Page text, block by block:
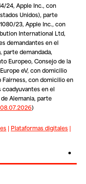
24, Apple Inc., con
Unidos), parte
23, Apple Inc., con
International Ltd,
demandantes en el
, parte demandada,
Europeo, Consejo de la
eV, con domicilio
, con domicilio en
en el
Alemania, parte
)
| Plataformas digitales|